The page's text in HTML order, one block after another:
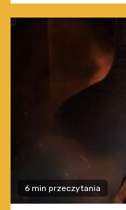
6 min przeczytania